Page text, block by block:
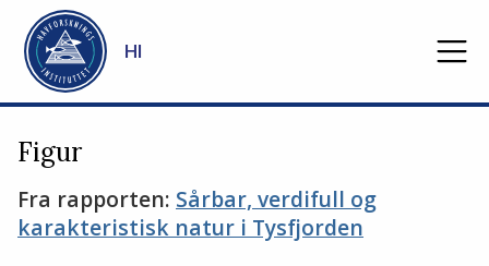
Gå til hovedinnhold
HI
Figur
Fra rapporten: Sårbar, verdifull og
karakteristisk natur i Tysfjorden